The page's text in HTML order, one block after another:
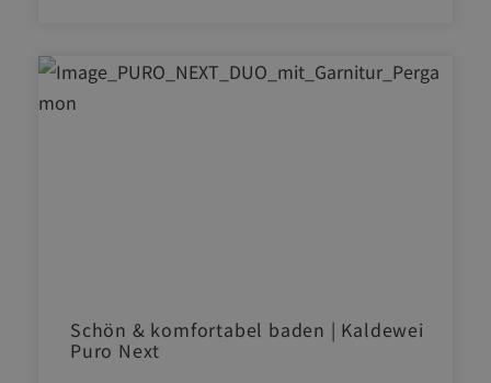
Schön & komfortabel baden | Kaldewei
Puro Next